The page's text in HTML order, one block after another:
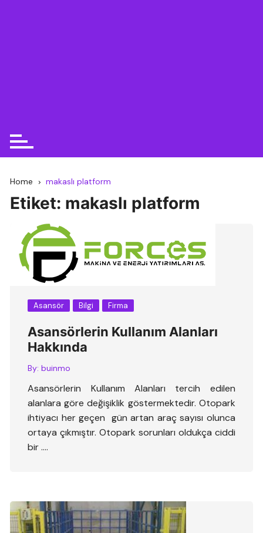
Home makaslı platform
Etiket: makaslı platform
Asansör Bilgi Firma
Asansörlerin Kullanım Alanları
Hakkında
By: buinmo
Asansörlerin Kullanım Alanları tercih edilen
alanlara göre değişiklik göstermektedir. Otopark
ihtiyacı her geçen gün artan araç sayısı olunca
ortaya çıkmıştır. Otopark sorunları oldukça ciddi
bir ….